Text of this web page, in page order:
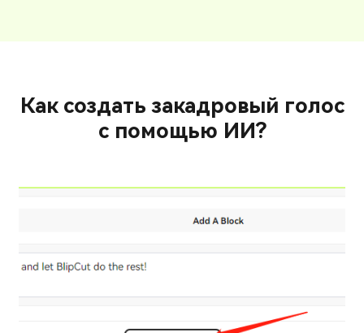
Как создать закадровый голос
с помощью ИИ?